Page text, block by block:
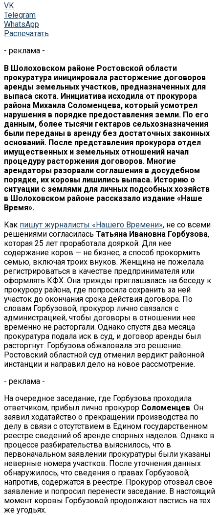
VK
Telegram
WhatsApp
Распечатать
- реклама -
В Шолоховском районе Ростовской области
прокуратура инициировала расторжение договоров
аренды земельных участков, предназначенных для
выпаса скота. Инициатива исходила от прокурора
района Михаила Соломенцева, который усмотрел
нарушения в порядке предоставления земли. По его
данным, более тысячи гектаров сельхозназначения
были переданы в аренду без достаточных законных
оснований. После представления прокурора отдел
имущественных и земельных отношений начал
процедуру расторжения договоров. Многие
арендаторы разорвали соглашения в досудебном
порядке, их коровы лишились выпаса. Историю о
ситуации с землями для личных подсобных хозяйств
в Шолоховском районе рассказало издание «Наше
Время».
Как пишут журналисты «Нашего Времени», не со всеми
решениями согласилась Татьяна Ивановна Горбузова,
которая 25 лет проработала дояркой. Для нее
содержание коров — не бизнес, а способ прокормить
семью, включая троих внуков. Женщина не пожелала
регистрироваться в качестве предпринимателя или
оформлять КФХ. Она трижды приглашалась на беседу к
прокурору района, где попросила сохранить за ней
участок до окончания срока действия договора. По
словам Горбузовой, прокурор лично связался с
администрацией, чтобы договоры в отношении нее
временно не расторгали. Однако спустя два месяца
прокуратура подала иск в суд, и договор аренды был
расторгнут. Горбузова обжаловала это решение.
Ростовский областной суд отменил вердикт районной
инстанции и направил дело на новое рассмотрение.
- реклама -
На очередное заседание, где Горбузова проходила
ответчиком, прибыл лично прокурор Соломенцев. Он
заявил ходатайство о прекращении производства по
делу в связи с отсутствием в Едином государственном
реестре сведений об аренде спорных наделов. Однако в
процессе разбирательства выяснилось, что в
первоначальном заявлении прокуратуры были указаны
неверные номера участков. После уточнения данных
обнаружилось, что сведения о правах Горбузовой,
напротив, содержатся в реестре. Прокурор отозвал свое
заявление и попросил перенести заседание. В настоящий
момент коровы Горбузовой продолжают пастись на тех
же угодьях.